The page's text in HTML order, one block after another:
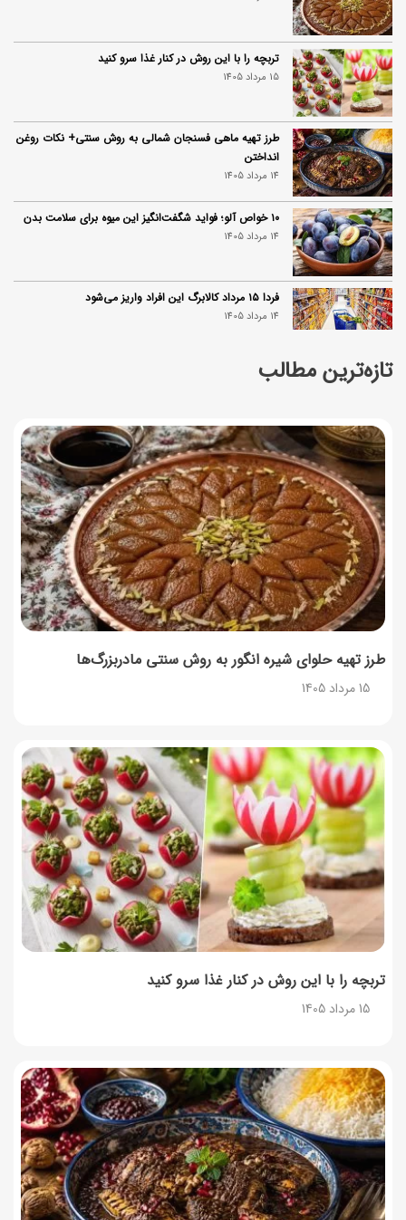
تازه‌ترین مطالب
طرز تهیه حلوای شیره انگور به روش سنتی مادربزرگ‌ها
15 مرداد 1405
تربچه را با این روش در کنار غذا سرو کنید
15 مرداد 1405
تربچه را با این روش در کنار غذا سرو کنید
15 مرداد 1405
طرز تهیه ماهی فسنجان شمالی به روش سنتی+ نکات روغن
انداختن
14 مرداد 1405
۱۰ خواص آلو؛ فواید شگفت‌انگیز این میوه برای سلامت بدن
14 مرداد 1405
فردا ۱۵ مرداد کالابرگ این افراد واریز می‌شود
14 مرداد 1405
زمان شارژ کالابرگ تغییر کرد؛ جزئیات برنامه جدید واریز اعتبار
توصیه‌های مهم برای دفع انواع حشرات در خانه
14 مرداد 1405
طرز تهیه آلبالو شور خانگی؛ خوش‌رنگ و بدون کپک
14 مرداد 1405
طرز تهیه پنکیک با شیره انگور؛ صبحانه‌ای سالم و انرژی‌بخش
14 مرداد 1405
طرز تهیه پش ملبا (پیچ ملبا)؛ دسر کلاسیک هلو و بستنی
13 مرداد 1405
طرز تهیه حلوای بحرینی؛ دسر سنتی خاورمیانه‌ای
13 مرداد 1405